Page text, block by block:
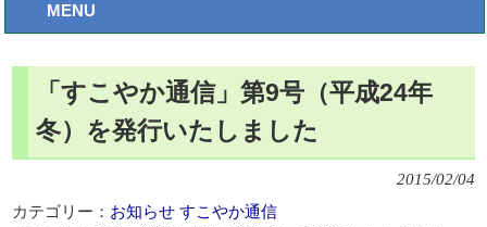
MENU
「すこやか通信」第9号（平成24年
冬）を発行いたしました
2015/02/04
カテゴリー： お知らせ すこやか通信